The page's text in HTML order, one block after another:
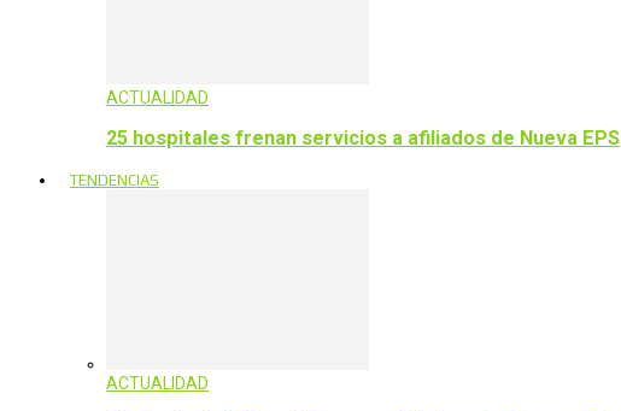
ACTUALIDAD
25 hospitales frenan servicios a afiliados de Nueva EPS
TENDENCIAS
ACTUALIDAD